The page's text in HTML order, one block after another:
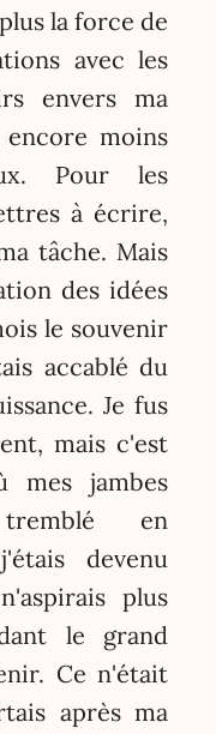
la force de
avec les
envers ma
moins
Pour les
à écrire,
tâche. Mais
des idées
le souvenir
accablé du
Je fus
mais c'est
mes jambes
en
devenu
plus
le grand
Ce n'était
après ma